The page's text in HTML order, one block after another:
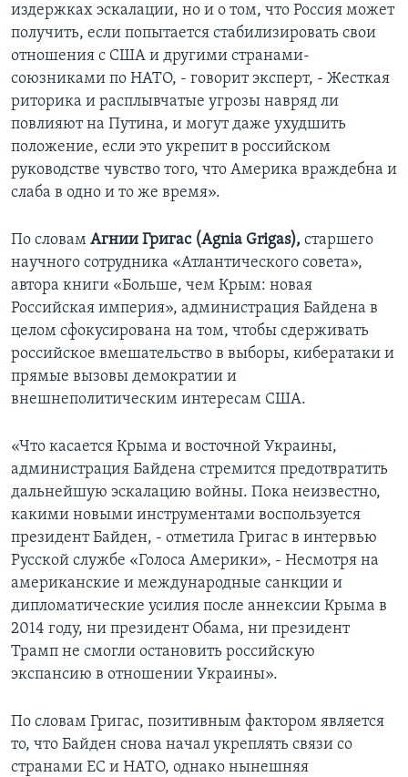
издержках эскалации, но и о том, что Россия может
получить, если попытается стабилизировать свои
отношения с США и другими странами-
союзниками по НАТО, - говорит эксперт, - Жесткая
риторика и расплывчатые угрозы навряд ли
повлияют на Путина, и могут даже ухудшить
положение, если это укрепит в российском
руководстве чувство того, что Америка враждебна и
слаба в одно и то же время».
По словам Агнии Григас (Agnia Grigas), старшего
научного сотрудника «Атлантического совета»,
автора книги «Больше, чем Крым: новая
Российская империя», администрация Байдена в
целом сфокусирована на том, чтобы сдерживать
российское вмешательство в выборы, кибератаки и
прямые вызовы демократии и
внешнеполитическим интересам США.
«Что касается Крыма и восточной Украины,
администрация Байдена стремится предотвратить
дальнейшую эскалацию войны. Пока неизвестно,
какими новыми инструментами воспользуется
президент Байден, - отметила Григас в интервью
Русской службе «Голоса Америки», - Несмотря на
американские и международные санкции и
дипломатические усилия после аннексии Крыма в
2014 году, ни президент Обама, ни президент
Трамп не смогли остановить российскую
экспансию в отношении Украины».
По словам Григас, позитивным фактором является
то, что Байден снова начал укреплять связи со
странами ЕС и НАТО, однако нынешняя